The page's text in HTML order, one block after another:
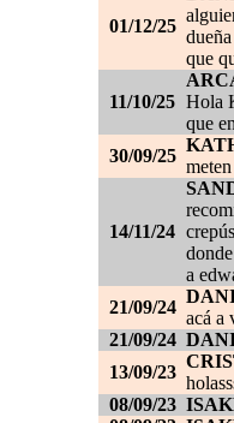
01/12/25
que
11/10/25 Hola
que
30/09/25
14/11/24
a
21/09/24
acá a
21/09/24
13/09/23
08/09/23